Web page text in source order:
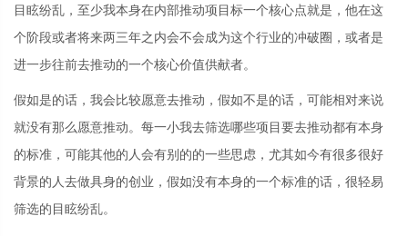
目眩纷乱，至少我本身在内部推动项目标一个核心点就是，他在这
个阶段或者将来两三年之内会不会成为这个行业的冲破圈，或者是
进一步往前去推动的一个核心价值供献者。
假如是的话，我会比较愿意去推动，假如不是的话，可能相对来说
就没有那么愿意推动。每一小我去筛选哪些项目要去推动都有本身
的标准，可能其他的人会有别的的一些思虑，尤其如今有很多很好
背景的人去做具身的创业，假如没有本身的一个标准的话，很轻易
筛选的目眩纷乱。